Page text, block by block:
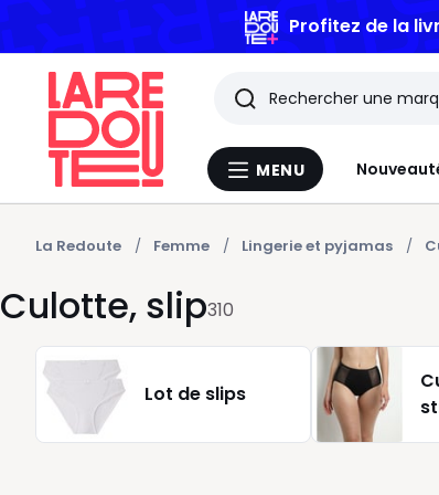
Profitez de la
Menu
MENU
Rechercher
Les
derniers
articles
consultés
La Redoute Femme Lingerie et pyjamas
Culotte, slip310
Lot de slips